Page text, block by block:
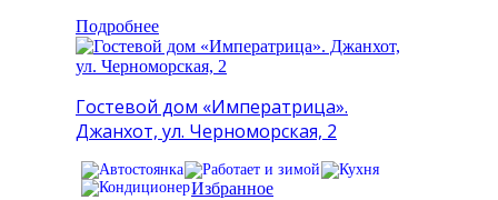
Подробнее
Гостевой дом «Императрица».
Джанхот, ул. Черноморская, 2
Избранное